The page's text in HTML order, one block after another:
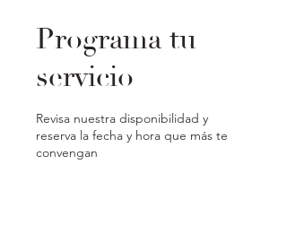
Programa tu
servicio
Revisa nuestra disponibilidad y
reserva la fecha y hora que más te
convengan